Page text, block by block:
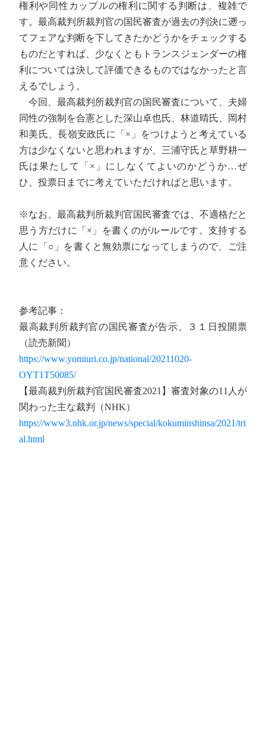
権利や同性カップルの権利に関する判断は、複雑で
す。最高裁判所裁判官の国民審査が過去の判決に遡っ
てフェアな判断を下してきたかどうかをチェックする
ものだとすれば、少なくともトランスジェンダーの権
利については決して評価できるものではなかったと言
えるでしょう。
今回、最高裁判所裁判官の国民審査について、夫婦
同性の強制を合憲とした深山卓也氏、林道晴氏、岡村
和美氏、長嶺安政氏に「×」をつけようと考えている
方は少なくないと思われますが、三浦守氏と草野耕一
氏は果たして「×」にしなくてよいのかどうか…ぜ
ひ、投票日までに考えていただければと思います。
※なお、最高裁判所裁判官国民審査では、不適格だと
思う方だけに「×」を書くのがルールです。支持する
人に「○」を書くと無効票になってしまうので、ご注
意ください。
参考記事：
最高裁判所裁判官の国民審査が告示、３１日投開票
（読売新聞）
https://www.yomiuri.co.jp/national/20211020-
OYT1T50085/
【最高裁判所裁判官国民審査2021】審査対象の11人が
関わった主な裁判（NHK）
https://www3.nhk.or.jp/news/special/kokuminshinsa/2021/tri
al.html